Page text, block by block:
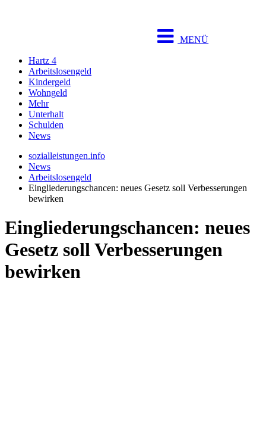
MENÜ
Hartz 4
Arbeitslosengeld
Kindergeld
Wohngeld
Mehr
Unterhalt
Schulden
News
sozialleistungen.info
News
Arbeitslosengeld
Eingliederungschancen: neues Gesetz soll Verbesserungen
bewirken
Eingliederungschancen: neues
Gesetz soll Verbesserungen
bewirken